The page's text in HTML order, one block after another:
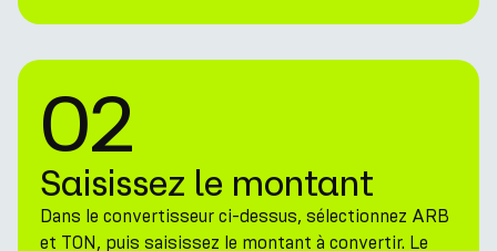
02
Saisissez le montant
Dans le convertisseur ci-dessus, sélectionnez ARB
et TON, puis saisissez le montant à convertir. Le